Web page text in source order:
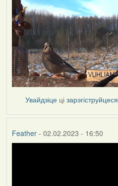
Увайдзіце цізарэгіструйцеся
Feather- 02.02.2023 - 16:50